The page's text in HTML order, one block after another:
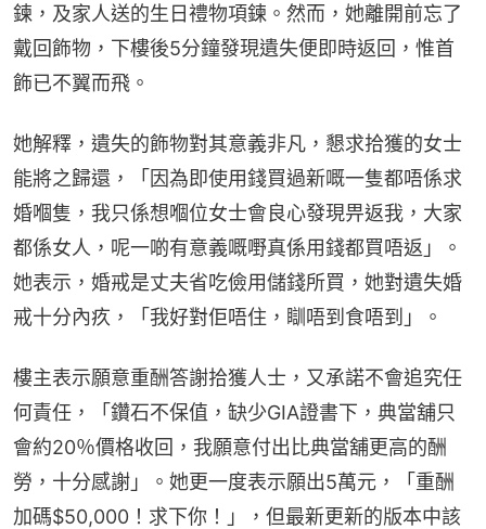
鍊，及家人送的生日禮物項鍊。然而，她離開前忘了
戴回飾物，下樓後5分鐘發現遺失便即時返回，惟首
飾已不翼而飛。
她解釋，遺失的飾物對其意義非凡，懇求拾獲的女士
能將之歸還，「因為即使用錢買過新嘅一隻都唔係求
婚嗰隻，我只係想嗰位女士會良心發現畀返我，大家
都係女人，呢一啲有意義嘅嘢真係用錢都買唔返」。
她表示，婚戒是丈夫省吃儉用儲錢所買，她對遺失婚
戒十分內疚，「我好對佢唔住，瞓唔到食唔到」。
樓主表示願意重酬答謝拾獲人士，又承諾不會追究任
何責任，「鑽石不保值，缺少GIA證書下，典當舖只
會約20％價格收回，我願意付出比典當舖更高的酬
勞，十分感謝」。她更一度表示願出5萬元，「重酬
加碼$50,000！求下你！」，但最新更新的版本中該